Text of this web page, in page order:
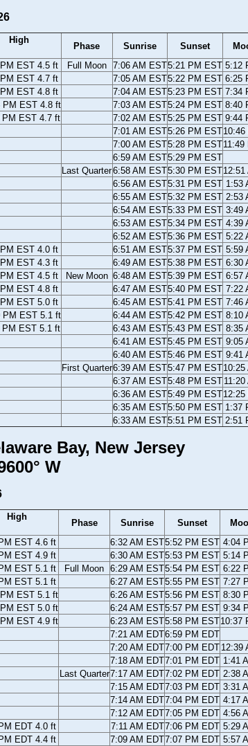
High
Phase Sunrise Sunset
EST 4.5 ft Full Moon 7:06 AM EST5:21 PM EST 5:12
EST 4.7 ft 7:05 AM EST5:22 PM EST 6:25
EST 4.8 ft 7:04 AM EST5:23 PM EST 7:34
PM EST 4.8 ft 7:03 AM EST5:24 PM EST 8:40
PM EST 4.7 ft 7:02 AM EST5:25 PM EST 9:44
7:01 AM EST5:26 PM EST
7:00 AM EST5:28 PM EST
6:59 AM EST5:29 PM EST
Last Quarter6:58 AM EST5:30 PM EST
6:56 AM EST5:31 PM EST 1:53
6:55 AM EST5:32 PM EST 2:53
6:54 AM EST5:33 PM EST 3:49
6:53 AM EST5:34 PM EST 4:39
6:52 AM EST5:36 PM EST 5:22
EST 4.0 ft 6:51 AM EST5:37 PM EST 5:59
EST 4.3 ft 6:49 AM EST5:38 PM EST 6:30
EST 4.5 ft New Moon 6:48 AM EST5:39 PM EST 6:57
EST 4.8 ft 6:47 AM EST5:40 PM EST 7:22
EST 5.0 ft 6:45 AM EST5:41 PM EST 7:46
PM EST 5.1 ft 6:44 AM EST5:42 PM EST 8:10
PM EST 5.1 ft 6:43 AM EST5:43 PM EST 8:35
6:41 AM EST5:45 PM EST 9:05
6:40 AM EST5:46 PM EST 9:41
First Quarter6:39 AM EST5:47 PM EST
6:37 AM EST5:48 PM EST
6:36 AM EST5:49 PM EST
6:35 AM EST5:50 PM EST 1:37
6:33 AM EST5:51 PM EST 2:51
Bay, New Jersey
W
High
Phase Sunrise Sunset
EST 4.6 ft 6:32 AM EST5:52 PM EST 4:04
EST 4.9 ft 6:30 AM EST5:53 PM EST 5:14
EST 5.1 ft Full Moon 6:29 AM EST5:54 PM EST 6:22
EST 5.1 ft 6:27 AM EST5:55 PM EST 7:27
EST 5.1 ft 6:26 AM EST5:56 PM EST 8:30
EST 5.0 ft 6:24 AM EST5:57 PM EST 9:34
EST 4.9 ft 6:23 AM EST5:58 PM EST10:37
7:21 AM EDT6:59 PM EDT
7:20 AM EDT7:00 PM EDT 12:39
7:18 AM EDT7:01 PM EDT 1:41
Last Quarter7:17 AM EDT7:02 PM EDT 2:38
7:15 AM EDT7:03 PM EDT 3:31
7:14 AM EDT7:04 PM EDT 4:17
7:12 AM EDT7:05 PM EDT 4:56
EDT 4.0 ft 7:11 AM EDT7:06 PM EDT 5:29
EDT 4.4 ft 7:09 AM EDT7:07 PM EDT 5:57